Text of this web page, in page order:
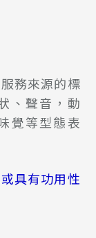
務來源的標
、聲音，動
覺等型態表
具有功用性